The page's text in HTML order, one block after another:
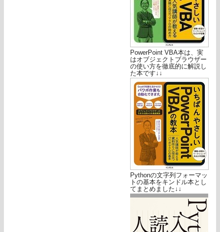
PowerPoint VBA本は、実
はオブジェクトブラウザー
の使い方を徹底的に解説し
た本です↓↓
Pythonの文字列フォーマッ
トの基本をキンドル本とし
てまとめました↓↓